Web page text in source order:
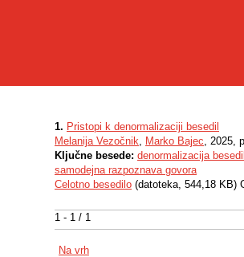
1 - 1 / 1
1. Pristopi k denormalizaciji besedil
Melanija Vezočnik, Marko Bajec, 2025,
Ključne besede: denormalizacija
samodejna razpoznava govora
Celotno besedilo (datoteka, 544,18 KB)
Na vrh